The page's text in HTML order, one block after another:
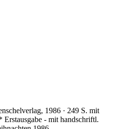
1986 · 249 S. mit
- mit handschriftl.